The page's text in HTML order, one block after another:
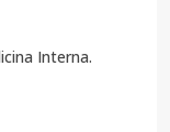
Interna.